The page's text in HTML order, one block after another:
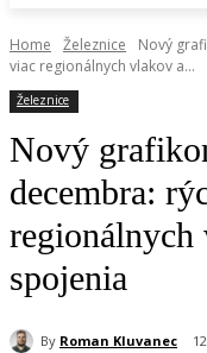
Home Železnice
Nový
viac regionálnych vlakov a...
Železnice
Nový
decembra:
regionálnych
spojenia
By Roman Kluvanec